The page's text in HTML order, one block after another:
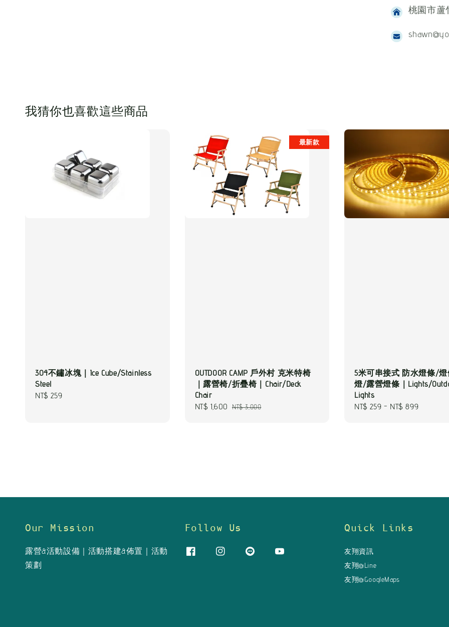
桃園市蘆
我猜你也喜歡這些商品
304不鏽冰塊｜Ice Cube/Stainless
Steel
Regular
NT$ 259
最新款
OUTDOOR CAMP 戶外村 克米特椅
｜露營椅/折疊椅｜Chair/Deck
Chair
Sale
NT$ 1,600 Regular
NT$ 3,000
5米可串接式 防水燈條/燈
燈/露營燈條｜Lights/
Lights
Regular
NT$ 259 - NT$ 899
Our Mission
露營&活動設備｜活動搭建&佈置｜活動
策劃
Follow Us Quick Links
友翔資訊
友翔@Line
友翔@GoogleMaps